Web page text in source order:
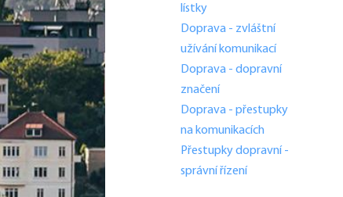
lístky
Doprava - zvláštní
užívání komunikací
Doprava - dopravní
značení
Doprava - přestupky
na komunikacích
Přestupky dopravní -
správní řízení